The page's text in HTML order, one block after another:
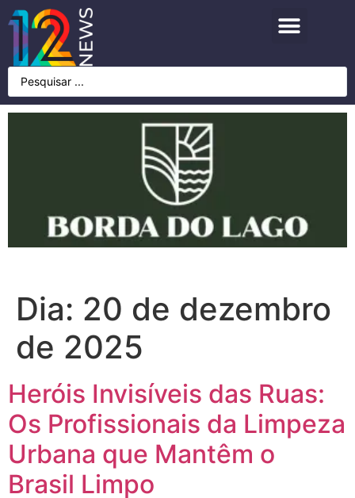
Dia: 20 de dezembro
de 2025
Heróis Invisíveis das Ruas:
Os Profissionais da Limpeza
Urbana que Mantêm o
Brasil Limpo